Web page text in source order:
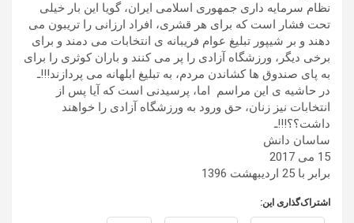
نظام سرمایه‌ داری جمهوری اسلامی ایران، گویا این بار خیلی
تحت فشار است که برای هر قشری، افراد ارزانی را تریبون می
دهند و بر شیپور تبلیغ عوام فریبانه ی انتخابات می دمند و برای
برخی دیگر، ورزشگاه آزادی را پر می کنند و باران کوثری را برای
به پای صندوق ها کشاندن مردم، به تبلیغ ابلهانه می پردازند!!!ـ
در حاشیه ی این مراسم اما، پرسیدنی است که آیا پس از
انتخابات نیز زنان، حق ورود به ورزشگاه آزادی را خواهند
داشت؟؟!!!ـ
ساسان دانش
15 می 2017
برابر با 25 اردیبهشت 1396
اشتراک‌گذاری این: